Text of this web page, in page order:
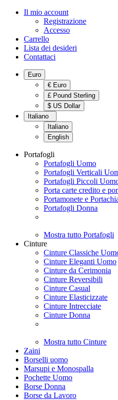
Il mio account
Registrazione
Accesso
Carrello
Lista dei desideri
Contattaci
Euro
€ Euro
£ Pound Sterling
$ US Dollar
Italiano
Italiano
English
Portafogli
Portafogli Uomo
Portafogli Verticali
Portafogli Piccoli
Porta carte credito e
Portamonete e
Portafogli Donna
Mostra tutto Portafogli
Cinture
Cinture Classiche
Cinture Eleganti Uomo
Cinture da Cerimonia
Cinture Reversibili
Cinture Casual
Cinture Elasticizzate
Cinture Intrecciate
Cinture Donna
Mostra tutto Cinture
Zaini
Borselli uomo
Marsupi e Monospalla
Pochette Uomo
Borse Donna
Borse da Lavoro